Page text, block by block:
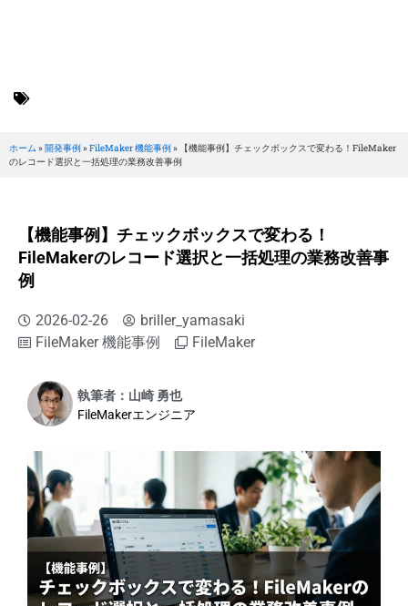
ホーム »開発事例»FileMaker 機能事例»
【機能事例】チェックボックスで変わる！FileMaker
のレコード選択と一括処理の業務改善事例
【機能事例】チェックボックスで変わる！
FileMakerのレコード選択と一括処理の業務改善事
例
2026-02-26
briller_yamasaki
FileMaker 機能事例
FileMaker
執筆者：山崎 勇也
FileMakerエンジニア